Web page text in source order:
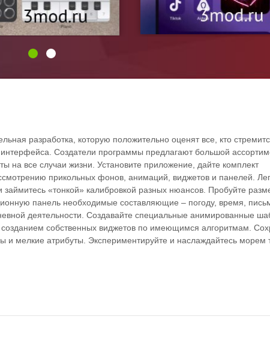
разработка, которую положительно оценят все, кто
Создатели программы предлагают большой
на все случаи жизни. Установите приложение, дайте комплект
прикольных фонов, анимаций, виджетов и панелей.
«тонкой» калибровкой разных нюансов. Пробуйте
панель необходимые составляющие – погоду, время,
деятельности. Создавайте специальные анимированные
собственных виджетов по имеющимся алгоритмам.
и мелкие атрибуты. Экспериментируйте и наслаждайтесь морем